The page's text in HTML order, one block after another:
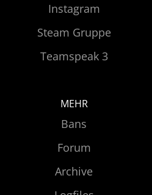
Instagram
Steam Gruppe
Teamspeak 3
MEHR
Bans
Forum
Archive